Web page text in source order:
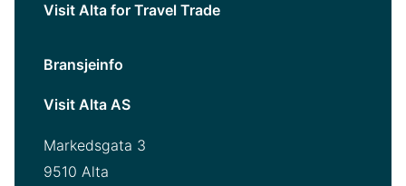
Visit Alta for Travel Trade
Bransjeinfo
Visit Alta AS
Markedsgata 3
9510 Alta